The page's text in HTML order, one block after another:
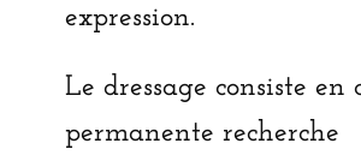
expression.
Le dressage consiste en
permanente recherche